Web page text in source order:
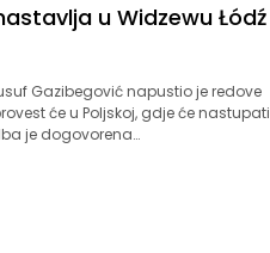
u Widzewu Łódź
Gazibegović napustio je redove
će u Poljskoj, gdje će nastupati
je dogovorena…